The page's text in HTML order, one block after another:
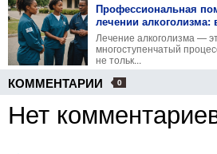
Профессиональная
лечении алкоголизма:
Лечение алкоголизма —
многоступенчатый
не тольк...
0
КОММЕНТАРИИ
Нет